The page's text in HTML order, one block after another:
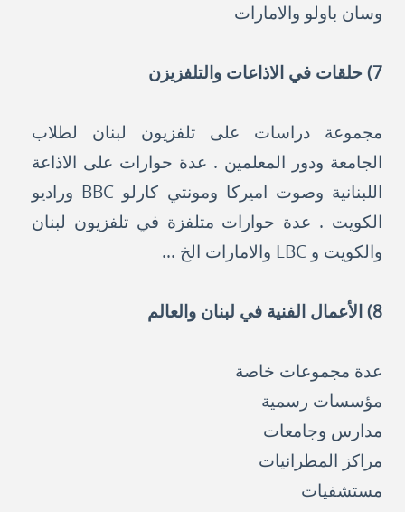
وسان باولو والامارات
7) حلقات في الاذاعات والتلفزيزن
مجموعة دراسات على تلفزيون لبنان لطلاب
الجامعة ودور المعلمين . عدة حوارات على الاذاعة
اللبنانية وصوت اميركا ومونتي كارلو BBC وراديو
الكويت . عدة حوارات متلفزة في تلفزيون لبنان
والكويت و LBC والامارات الخ ...
8) الأعمال الفنية في لبنان والعالم
عدة مجموعات خاصة
مؤسسات رسمية
مدارس وجامعات
مراكز المطرانيات
مستشفيات